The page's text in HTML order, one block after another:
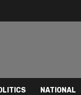
NATIONAL